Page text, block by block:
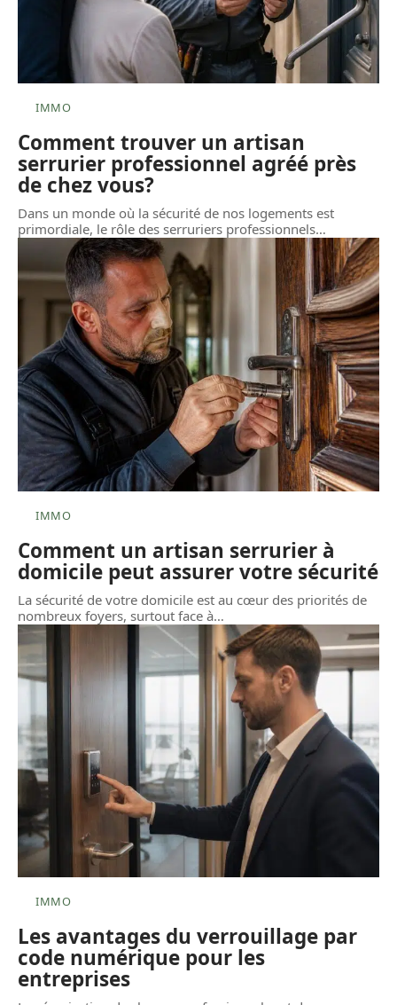
IMMO
Comment trouver un artisan
serrurier professionnel agréé près
de chez vous?
Dans un monde où la sécurité de nos logements est
primordiale, le rôle des serruriers professionnels…
IMMO
Comment un artisan serrurier à
domicile peut assurer votre sécurité
La sécurité de votre domicile est au cœur des priorités de
nombreux foyers, surtout face à…
IMMO
Les avantages du verrouillage par
code numérique pour les
entreprises